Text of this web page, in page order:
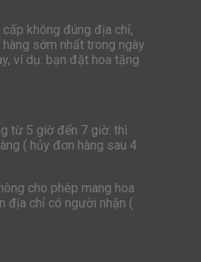
không đúng địa chỉ,
sớm nhất trong ngày
ví dụ: bạn đặt hoa tặng
từ 5 giờ đến 7 giờ. thì
( hủy đơn hàng sau 4
cho phép mang hoa
địa chỉ có người nhận (